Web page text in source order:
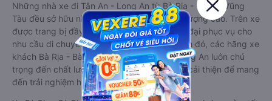
Những nhà xe đi Tân An - Long An từ Bà Rịa - Bà Rịa-Vũng
Tàu đều sở hữu những xe giường nằm chất lượng cao. Trên xe
được trang bị đầy đủ các trang thiết bị hiện đại phục vụ cho
nhu cầu di chuyển của hành khách. Bên cạnh đó, các hãng xe
khách Bà Rịa - Bà Rịa-Vũng Tàu Tân An - Long An luôn chú
trọng đến chất lượng dịch vụ, không ngừng cải thiện để mang
đến trải nghiệm hoàn hảo cho hành khách.